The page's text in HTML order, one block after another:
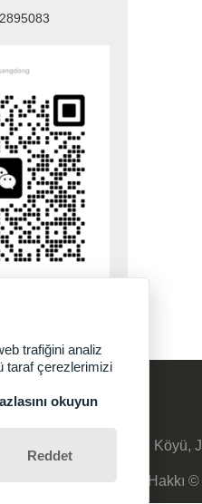
Suyuanzhuang, Qinghu
Telif Hakkı
trafiğini analiz
taraf çerezlerimizi
okuyun
Reddet